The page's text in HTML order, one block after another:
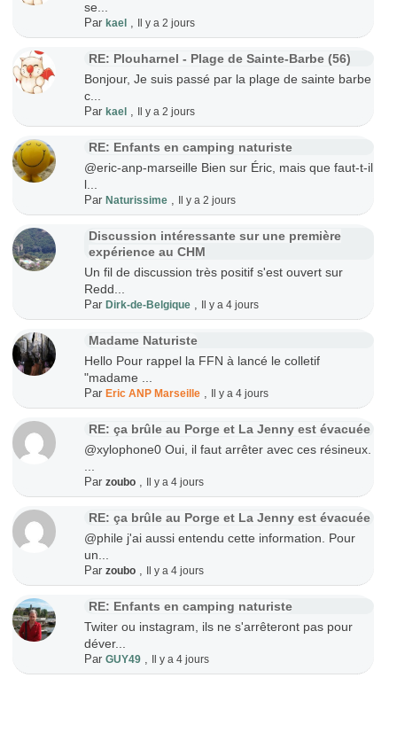
se...
Parkael Il y a 2 jours
RE: Plouharnel - Plage de Sainte-Barbe (56)
Bonjour, Je suis passé par la plage de sainte barbe
c...
Parkael Il y a 2 jours
RE: Enfants en camping naturiste
@eric-anp-marseille Bien sur Éric, mais que faut-t-il
l...
ParNaturissime Il y a 2 jours
Discussion intéressante sur une première
expérience au CHM
Un fil de discussion très positif s'est ouvert sur
Redd...
ParDirk-de-Belgique Il y a 4 jours
Madame Naturiste
Hello Pour rappel la FFN à lancé le colletif
"madame ...
ParEric ANP Marseille Il y a 4 jours
RE: ça brûle au Porge et La Jenny est évacuée
@xylophone0 Oui, il faut arrêter avec ces résineux.
Parzoubo Il y a 4 jours
RE: ça brûle au Porge et La Jenny est évacuée
@phile j'ai aussi entendu cette information. Pour
un...
Parzoubo Il y a 4 jours
RE: Enfants en camping naturiste
Twiter ou instagram, ils ne s'arrêteront pas pour
déver...
ParGUY49 Il y a 4 jours